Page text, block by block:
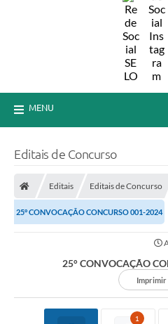
MENU
Editais de Concurso
Editais Editais de Concurso
25° CONVOCAÇÃO CONCURSO 001-2024
25° CONVOCAÇÃO
Imprimir
1